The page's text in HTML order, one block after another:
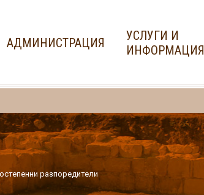
АДМИНИСТРАЦИЯ
УСЛУГИ И
ИНФОРМАЦИЯ
разпоредители